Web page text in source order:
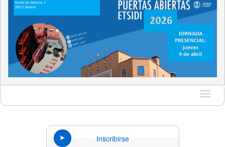
Idioma
Inscribirse